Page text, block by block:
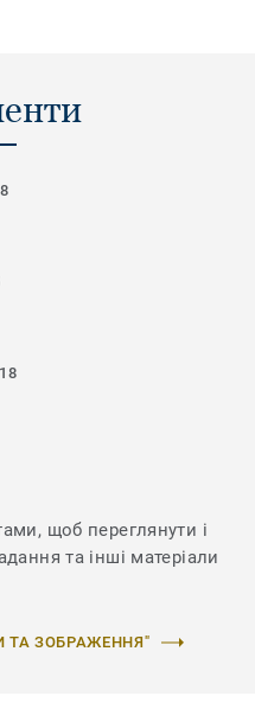
щоб переглянути і
та інші матеріали
ТА ЗОБРАЖЕННЯ"